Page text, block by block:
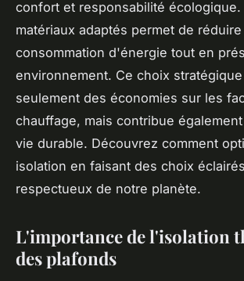
confort et responsabilité écologique.
matériaux adaptés permet de réduire
consommation d'énergie tout en
environnement. Ce choix
seulement des économies sur les
chauffage, mais contribue
vie durable. Découvrez comment
isolation en faisant des choix
respectueux de notre planète.
L'importance de l'isolation
des plafonds